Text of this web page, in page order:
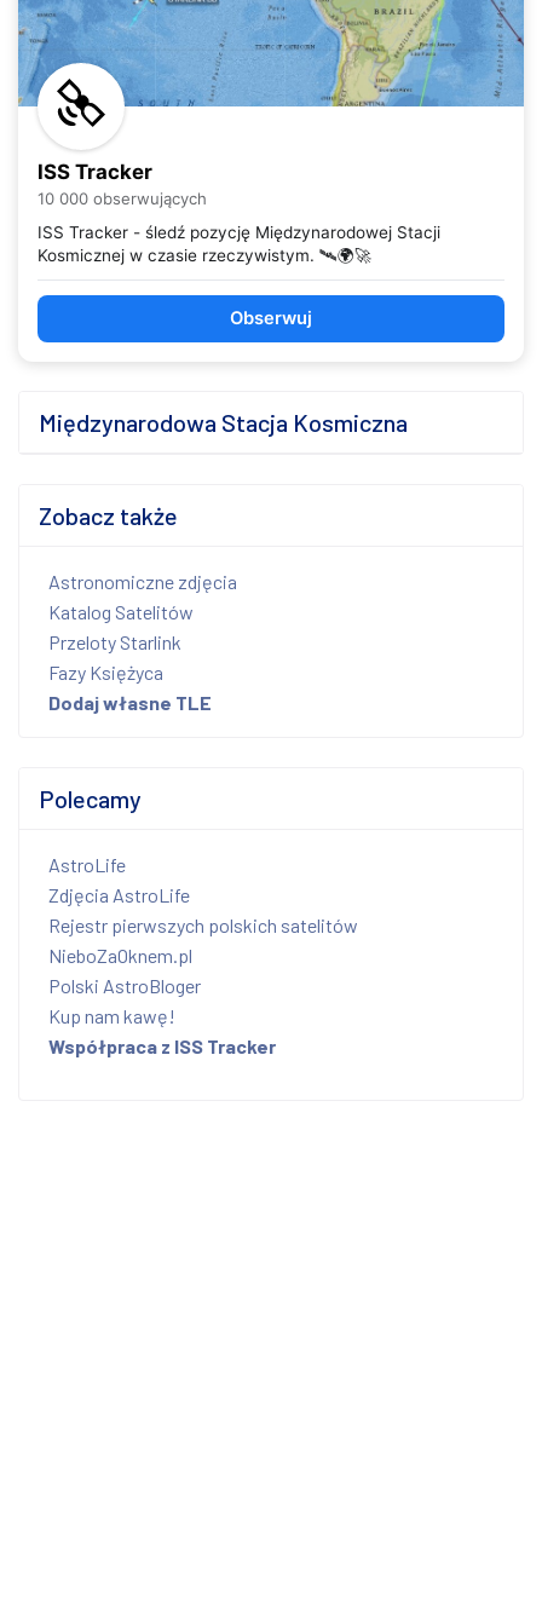
ISS Tracker
10 000 obserwujących
ISS Tracker - śledź pozycję Międzynarodowej Stacji
Kosmicznej w czasie rzeczywistym. 🛰️🌍🚀
Obserwuj
Międzynarodowa Stacja Kosmiczna
Zobacz także
Astronomiczne zdjęcia
Katalog Satelitów
Przeloty Starlink
Fazy Księżyca
Dodaj własne TLE
Polecamy
AstroLife
Zdjęcia AstroLife
Rejestr pierwszych polskich satelitów
NieboZaOknem.pl
Polski AstroBloger
Kup nam kawę!
Współpraca z ISS Tracker